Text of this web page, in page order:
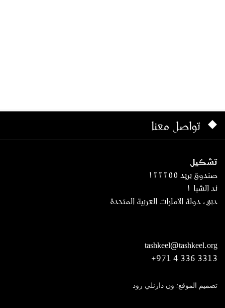
تواصل معنا
تشكيل
صندوق بريد ١٢٢٢٥٥
ند الشبا ١
دبي، دولة الامارات العربية المتحدة
tashkeel@tashkeel.org
+971 4 336 3313
تصميم الموقع: ون دارنلي رود